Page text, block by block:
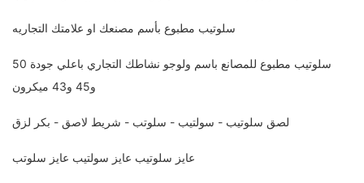
سلوتيب مطبوع بأسم مصنعك او علامتك التجاريه
سلوتيب مطبوع للمصانع باسم ولوجو نشاطك التجاري باعلي جودة 50
و45 و43 ميكرون
لصق سلوتيب - سولتيب - سلوتب - شريط لاصق - بكر لزق
عايز سلوتيب عايز سولتيب عايز سلوتب